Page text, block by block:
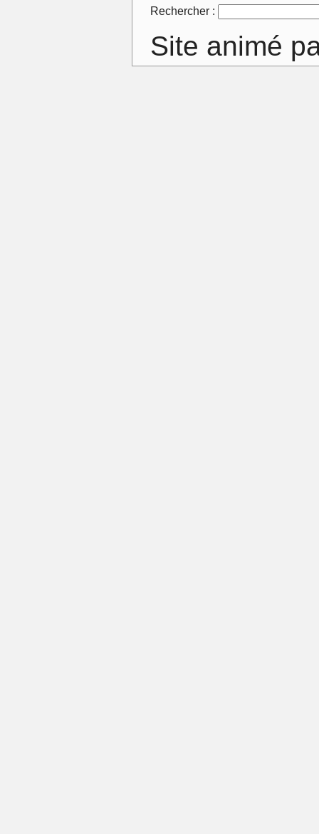
Rechercher :
Site animé